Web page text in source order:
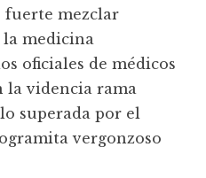
fuerte mezclar
la medicina
oficiales de médicos
la videncia rama
superada por el
vergonzoso